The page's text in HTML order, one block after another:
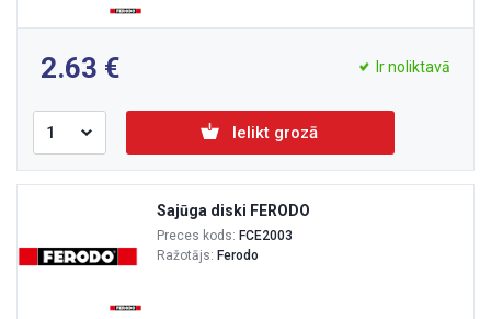
2.63 Ir noliktavā
Ielikt grozā
Sajūga diski FERODO
Preces kods: FCE2003
Ražotājs: Ferodo